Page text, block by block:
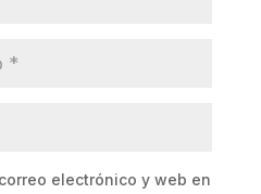
electrónico y web en